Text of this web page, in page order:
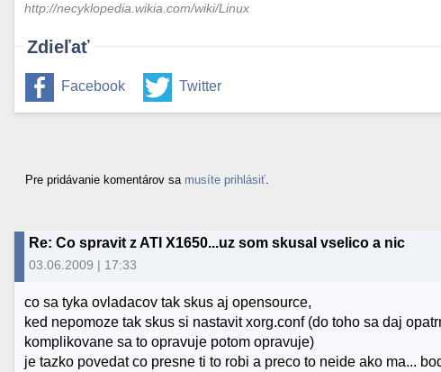
http://necyklopedia.wikia.com/wiki/Linux
Zdieľať
Facebook Twitter
Pre pridávanie komentárov sa musíte prihlásiť
Re: Co spravit z ATI X1650...uz som skusal vselico a nic
03.06.2009 | 17:33
co sa tyka ovladacov tak skus aj opensource,
ked nepomoze tak skus si nastavit xorg.conf (do toho sa daj
komplikovane sa to opravuje potom opravuje)
je tazko povedat co presne ti to robi a preco to neide ako ma...